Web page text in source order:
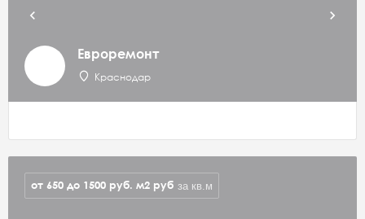
Евроремонт
Краснодар
от 650 до 1500 руб. м2 руб за кв.м